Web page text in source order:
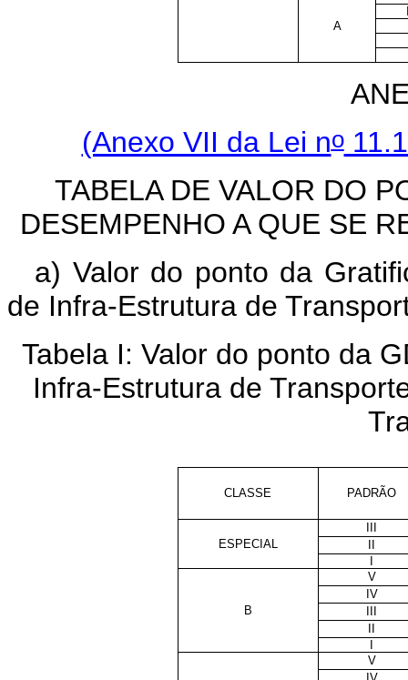
A
(Anexo VII da Lei no
TABELA DE VALOR DO
DESEMPENHO A QUE SE
a) Valor do ponto da
de Infra-Estrutura de
Tabela I: Valor do ponto da
Infra-Estrutura de
CLASSE PADRÃO
ESPECIAL
B
V
IV
V